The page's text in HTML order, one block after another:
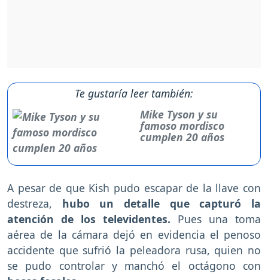
Te gustaría leer también:
Mike Tyson y su
famoso mordisco
cumplen 20 años
A pesar de que Kish pudo escapar de la llave con
destreza, hubo un detalle que capturó la
atención de los televidentes. Pues una toma
aérea de la cámara dejó en evidencia el penoso
accidente que sufrió la peleadora rusa, quien no
se pudo controlar y manchó el octágono con